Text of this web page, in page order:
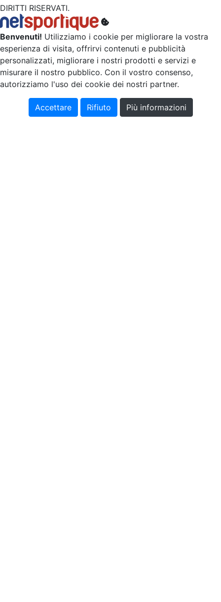
DIRITTI RISERVATI.
Benvenuti! Utilizziamo i cookie per migliorare la vostra
esperienza di visita, offrirvi contenuti e pubblicità
personalizzati, migliorare i nostri prodotti e servizi e
misurare il nostro pubblico. Con il vostro consenso,
autorizziamo l'uso dei cookie dei nostri partner.
Accettare Rifiuto Più informazioni